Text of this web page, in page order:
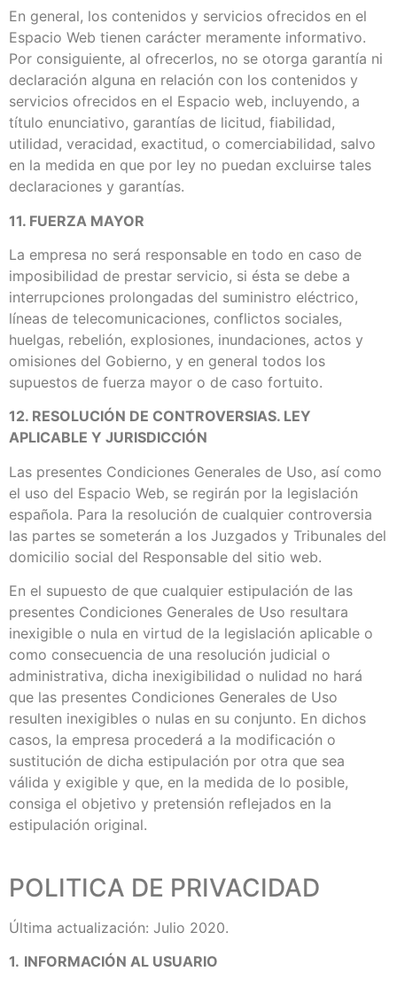
En general, los contenidos y servicios ofrecidos en el
Espacio Web tienen carácter meramente informativo.
Por consiguiente, al ofrecerlos, no se otorga garantía ni
declaración alguna en relación con los contenidos y
servicios ofrecidos en el Espacio web, incluyendo, a
título enunciativo, garantías de licitud, fiabilidad,
utilidad, veracidad, exactitud, o comerciabilidad, salvo
en la medida en que por ley no puedan excluirse tales
declaraciones y garantías.
11. FUERZA MAYOR
La empresa no será responsable en todo en caso de
imposibilidad de prestar servicio, si ésta se debe a
interrupciones prolongadas del suministro eléctrico,
líneas de telecomunicaciones, conflictos sociales,
huelgas, rebelión, explosiones, inundaciones, actos y
omisiones del Gobierno, y en general todos los
supuestos de fuerza mayor o de caso fortuito.
12. RESOLUCIÓN DE CONTROVERSIAS. LEY
APLICABLE Y JURISDICCIÓN
Las presentes Condiciones Generales de Uso, así como
el uso del Espacio Web, se regirán por la legislación
española. Para la resolución de cualquier controversia
las partes se someterán a los Juzgados y Tribunales del
domicilio social del Responsable del sitio web.
En el supuesto de que cualquier estipulación de las
presentes Condiciones Generales de Uso resultara
inexigible o nula en virtud de la legislación aplicable o
como consecuencia de una resolución judicial o
administrativa, dicha inexigibilidad o nulidad no hará
que las presentes Condiciones Generales de Uso
resulten inexigibles o nulas en su conjunto. En dichos
casos, la empresa procederá a la modificación o
sustitución de dicha estipulación por otra que sea
válida y exigible y que, en la medida de lo posible,
consiga el objetivo y pretensión reflejados en la
estipulación original.
POLITICA DE PRIVACIDAD
Última actualización: Julio 2020.
1. INFORMACIÓN AL USUARIO